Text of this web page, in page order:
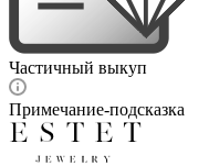
Частичный выкуп
Примечание-подсказка